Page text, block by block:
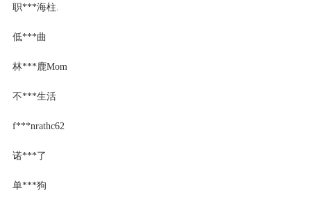
职***海柱.
低***曲
林***鹿Mom
不***生活
f***nrathc62
诺***了
单***狗